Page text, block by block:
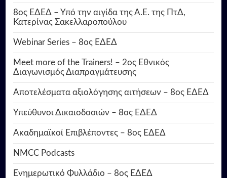
8ος ΕΔΕΔ – Υπό την αιγίδα της Α.Ε. της ΠτΔ,
Κατερίνας Σακελλαροπούλου
Webinar Series – 8ος ΕΔΕΔ
Meet more of the Trainers! – 2ος Εθνικός
Διαγωνισμός Διαπραγμάτευσης
Αποτελέσματα αξιολόγησης αιτήσεων – 8ος ΕΔΕΔ
Υπεύθυνοι Δικαιοδοσιών – 8ος ΕΔΕΔ
Ακαδημαϊκοί Επιβλέποντες – 8ος ΕΔΕΔ
NMCC Podcasts
Ενημερωτικό Φυλλάδιο – 8ος ΕΔΕΔ